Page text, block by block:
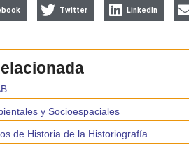
Twitter LinkedIn
y Socioespaciales
de Historia de la Historiografía